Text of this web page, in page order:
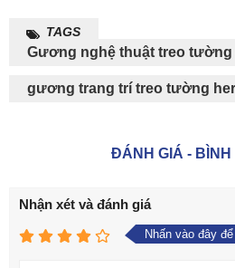
TAGS
Gương nghệ thuật treo tường
gương trang trí treo tường
ĐÁNH GIÁ - BÌNH
Nhận xét và đánh giá
Nhấn vào đây